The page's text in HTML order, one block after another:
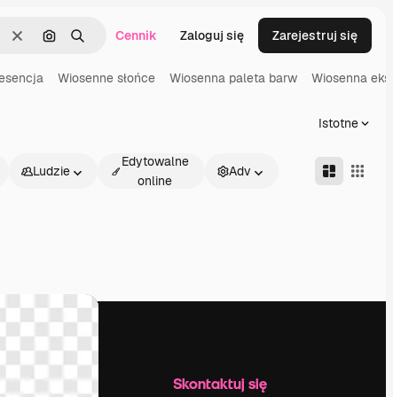
WyczyśćSzukaj według obrazu
SzukajCennik Zaloguj się Zarejestruj się
Wiosenne słońce Wiosenna paleta barw Wiosenna
Istotne
Ludzie
Edytowalne
online
Adv
Firma Skontaktuj się